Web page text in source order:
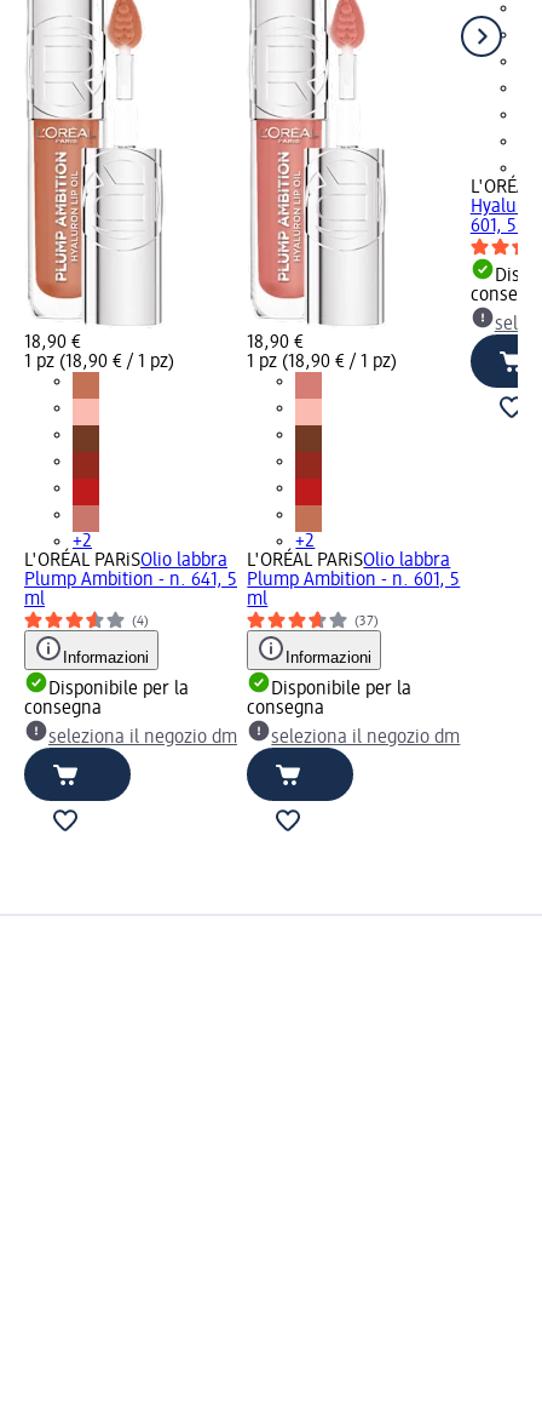
18,90 €
1 pz (18,90 € / 1 pz)
+2
L'ORÉAL PARiSOlio labbra
Plump Ambition - n. 641, 5
ml
(4)
Informazioni
Disponibile per la
consegna
seleziona il negozio dm
18,90 €
1 pz (18,90 € / 1 pz)
+2
L'ORÉAL PARiSOlio labbra
Plump Ambition - n. 601, 5
ml
(37)
Informazioni
Disponibile per la
consegna
seleziona il negozio dm
L'ORÉAL
601, 5 ml